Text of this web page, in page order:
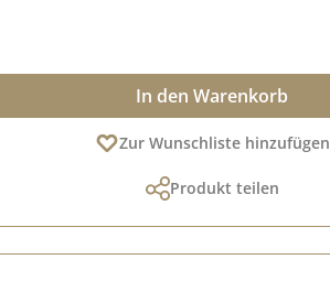
In den Warenkorb
Zur Wunschliste hinzufügen
Produkt teilen